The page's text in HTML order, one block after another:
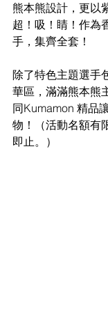
熊本熊設計，更以
超！吸！睛！作為
手，集齊全套！
除了特色主題選手
華區，滿滿熊本熊
同Kumamon 精品
物！（活動名額有
即止。）